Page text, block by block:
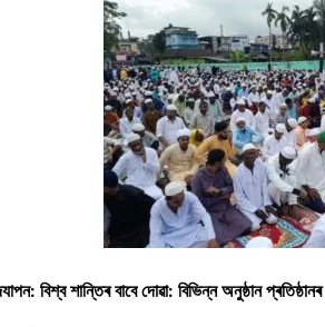
বিশ্ব শান্তিৰ বাবে দোৱা: বিভিন্ন অনুষ্ঠান